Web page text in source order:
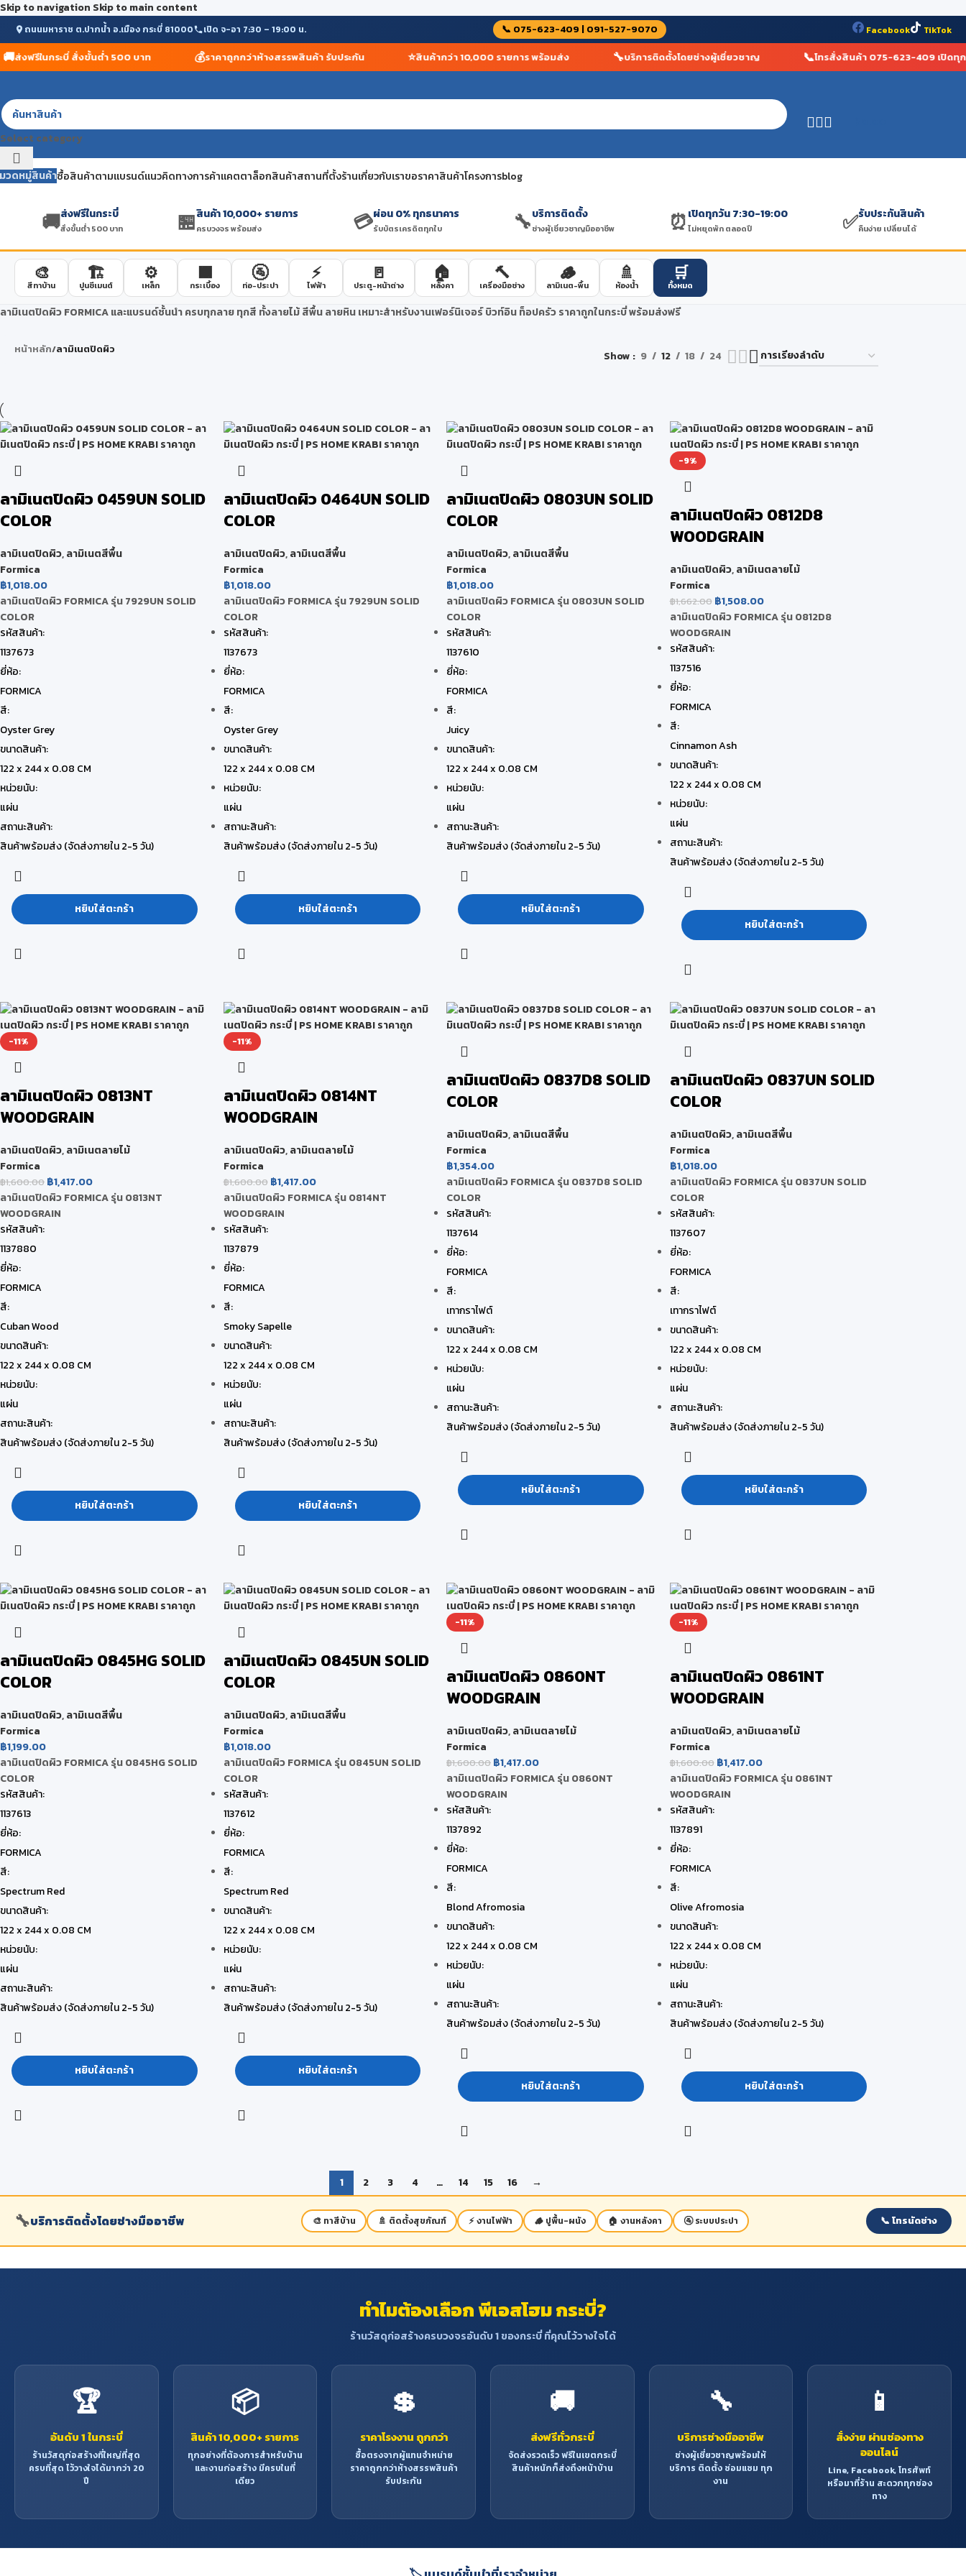
Skip to navigation Skip to main content
ถนนมหาราช ต.ปากน้ำ อ.เมือง กระบี่ 81000 เปิด จ-อา 7:30 – 19:00 น. 📞 075-623-409 | 091-527-9070 Facebook TikTok
งฟรีในกระบี่ สั่งขั้นต่ำ 500 บาท ราคาถูกกว่าห้างสรรพสินค้า รับประกัน สินค้ากว่า 10,000 รายการ พร้อมส่ง บริการติดตั้งโดยช่างผู้เชี่ยวชาญ โทรสั่งสินค้า 075-623-409 เปิดทุกวัน
Select category
วดหมู่สินค้าซื้อสินค้าตามแบรนด์แนวคิดทางการค้าแคตตาล็อกสินค้าสถานที่ตั้งร้านเกี่ยวกับเราขอราคาสินค้าโครงการblog
🚚ส่งฟรีในกระบี่
สั่งขั้นต่ำ 500 บาท 🏪สินค้า 10,000+ รายการ
ครบวงจร พร้อมส่ง 💳ผ่อน 0% ทุกธนาคาร
รับบัตรเครดิตทุกใบ 🔧บริการติดตั้ง
ช่างผู้เชี่ยวชาญมืออาชีพ ⏰เปิดทุกวัน 7:30-19:00
ไม่หยุดพัก ตลอดปี ✅รับประกันสินค้า
คืนง่าย เปลี่ยนได้
🎨
สีทาบ้าน
🏗️
ปูนซีเมนต์
⚙️
เหล็ก
🟫
กระเบื้อง
🚰
ท่อ-ประปา
⚡
ไฟฟ้า
🚪
ประตู-หน้าต่าง
🏠
หลังคา
🔨
เครื่องมือช่าง
🪵
ลามิเนต-พื้น
🚿
ห้องน้ำ
🛒
ทั้งหมด
ลามิเนตปิดผิว FORMICA และแบรนด์ชั้นนำ ครบทุกลาย ทุกสี ทั้งลายไม้ สีพื้น ลายหิน เหมาะสำหรับงานเฟอร์นิเจอร์ บิวท์อิน ท็อปครัว ราคาถูกในกระบี่ พร้อมส่งฟรี
หน้าหลัก/ลามิเนตปิดผิว Show 9 12 18 24
ลามิเนตปิดผิว 0459UN SOLID
COLOR
ลามิเนตปิดผิว,ลามิเนตสีพื้น
Formica
฿1,018.00
ลามิเนตปิดผิว FORMICA รุ่น 7929UN SOLID
COLOR
รหัสสินค้า:
1137673
ยี่ห้อ:
FORMICA
สี:
Oyster Grey
ขนาดสินค้า:
122 x 244 x 0.08 CM
หน่วยนับ:
แผ่น
สถานะสินค้า:
สินค้าพร้อมส่ง (จัดส่งภายใน 2-5 วัน)
หยิบใส่ตะกร้า
ลามิเนตปิดผิว 0464UN SOLID
COLOR
ลามิเนตปิดผิว, ลามิเนตสีพื้น
Formica
฿1,018.00
ลามิเนตปิดผิว FORMICA รุ่น 7929UN SOLID
COLOR
รหัสสินค้า:
1137673
ยี่ห้อ:
FORMICA
สี:
Oyster Grey
ขนาดสินค้า:
122 x 244 x 0.08 CM
หน่วยนับ:
แผ่น
สถานะสินค้า:
สินค้าพร้อมส่ง (จัดส่งภายใน 2-5 วัน)
หยิบใส่ตะกร้า
ลามิเนตปิดผิว 0803UN SOLID
COLOR
ลามิเนตปิดผิว,ลามิเนตสีพื้น
Formica
฿1,018.00
ลามิเนตปิดผิว FORMICA รุ่น 0803UN SOLID
COLOR
รหัสสินค้า:
1137610
ยี่ห้อ:
FORMICA
สี:
Juicy
ขนาดสินค้า:
122 x 244 x 0.08 CM
หน่วยนับ:
แผ่น
สถานะสินค้า:
สินค้าพร้อมส่ง (จัดส่งภายใน 2-5 วัน)
หยิบใส่ตะกร้า
-9%
ลามิเนตปิดผิว 0812D8
WOODGRAIN
ลามิเนตปิดผิว, ลามิเนตลายไม้
Formica
฿1,662.00 ฿1,508.00
ลามิเนตปิดผิว FORMICA รุ่น 0812D8
WOODGRAIN
รหัสสินค้า:
1137516
ยี่ห้อ:
FORMICA
สี:
Cinnamon Ash
ขนาดสินค้า:
122 x 244 x 0.08 CM
หน่วยนับ:
แผ่น
สถานะสินค้า:
สินค้าพร้อมส่ง (จัดส่งภายใน 2-5 วัน)
หยิบใส่ตะกร้า
-11%
ลามิเนตปิดผิว 0813NT
WOODGRAIN
ลามิเนตปิดผิว,ลามิเนตลายไม้
Formica
฿1,600.00 ฿1,417.00
ลามิเนตปิดผิว FORMICA รุ่น 0813NT
WOODGRAIN
รหัสสินค้า:
1137880
ยี่ห้อ:
FORMICA
สี:
Cuban Wood
ขนาดสินค้า:
122 x 244 x 0.08 CM
หน่วยนับ:
แผ่น
สถานะสินค้า:
สินค้าพร้อมส่ง (จัดส่งภายใน 2-5 วัน)
หยิบใส่ตะกร้า
-11%
ลามิเนตปิดผิว 0814NT
WOODGRAIN
ลามิเนตปิดผิว, ลามิเนตลายไม้
Formica
฿1,600.00 ฿1,417.00
ลามิเนตปิดผิว FORMICA รุ่น 0814NT
WOODGRAIN
รหัสสินค้า:
1137879
ยี่ห้อ:
FORMICA
สี:
Smoky Sapelle
ขนาดสินค้า:
122 x 244 x 0.08 CM
หน่วยนับ:
แผ่น
สถานะสินค้า:
สินค้าพร้อมส่ง (จัดส่งภายใน 2-5 วัน)
หยิบใส่ตะกร้า
ลามิเนตปิดผิว 0837D8 SOLID
COLOR
ลามิเนตปิดผิว,ลามิเนตสีพื้น
Formica
฿1,354.00
ลามิเนตปิดผิว FORMICA รุ่น 0837D8 SOLID
COLOR
รหัสสินค้า:
1137614
ยี่ห้อ:
FORMICA
สี:
เทากราไฟต์
ขนาดสินค้า:
122 x 244 x 0.08 CM
หน่วยนับ:
แผ่น
สถานะสินค้า:
สินค้าพร้อมส่ง (จัดส่งภายใน 2-5 วัน)
หยิบใส่ตะกร้า
ลามิเนตปิดผิว 0837UN SOLID
COLOR
ลามิเนตปิดผิว, ลามิเนตสีพื้น
Formica
฿1,018.00
ลามิเนตปิดผิว FORMICA รุ่น 0837UN SOLID
COLOR
รหัสสินค้า:
1137607
ยี่ห้อ:
FORMICA
สี:
เทากราไฟต์
ขนาดสินค้า:
122 x 244 x 0.08 CM
หน่วยนับ:
แผ่น
สถานะสินค้า:
สินค้าพร้อมส่ง (จัดส่งภายใน 2-5 วัน)
หยิบใส่ตะกร้า
ลามิเนตปิดผิว 0845HG SOLID
COLOR
ลามิเนตปิดผิว,ลามิเนตสีพื้น
Formica
฿1,199.00
ลามิเนตปิดผิว FORMICA รุ่น 0845HG SOLID
COLOR
รหัสสินค้า:
1137613
ยี่ห้อ:
FORMICA
สี:
Spectrum Red
ขนาดสินค้า:
122 x 244 x 0.08 CM
หน่วยนับ:
แผ่น
สถานะสินค้า:
สินค้าพร้อมส่ง (จัดส่งภายใน 2-5 วัน)
หยิบใส่ตะกร้า
ลามิเนตปิดผิว 0845UN SOLID
COLOR
ลามิเนตปิดผิว, ลามิเนตสีพื้น
Formica
฿1,018.00
ลามิเนตปิดผิว FORMICA รุ่น 0845UN SOLID
COLOR
รหัสสินค้า:
1137612
ยี่ห้อ:
FORMICA
สี:
Spectrum Red
ขนาดสินค้า:
122 x 244 x 0.08 CM
หน่วยนับ:
แผ่น
สถานะสินค้า:
สินค้าพร้อมส่ง (จัดส่งภายใน 2-5 วัน)
หยิบใส่ตะกร้า
-11%
ลามิเนตปิดผิว 0860NT
WOODGRAIN
ลามิเนตปิดผิว,ลามิเนตลายไม้
Formica
฿1,600.00 ฿1,417.00
ลามิเนตปิดผิว FORMICA รุ่น 0860NT
WOODGRAIN
รหัสสินค้า:
1137892
ยี่ห้อ:
FORMICA
สี:
Blond Afromosia
ขนาดสินค้า:
122 x 244 x 0.08 CM
หน่วยนับ:
แผ่น
สถานะสินค้า:
สินค้าพร้อมส่ง (จัดส่งภายใน 2-5 วัน)
หยิบใส่ตะกร้า
-11%
ลามิเนตปิดผิว 0861NT
WOODGRAIN
ลามิเนตปิดผิว, ลามิเนตลายไม้
Formica
฿1,600.00 ฿1,417.00
ลามิเนตปิดผิว FORMICA รุ่น 0861NT
WOODGRAIN
รหัสสินค้า:
1137891
ยี่ห้อ:
FORMICA
สี:
Olive Afromosia
ขนาดสินค้า:
122 x 244 x 0.08 CM
หน่วยนับ:
แผ่น
สถานะสินค้า:
สินค้าพร้อมส่ง (จัดส่งภายใน 2-5 วัน)
หยิบใส่ตะกร้า
1 2 3 4 … 14 15 16 →
🔧บริการติดตั้งโดยช่างมืออาชีพ 🎨 ทาสีบ้าน 🚿 ติดตั้งสุขภัณฑ์ ⚡ งานไฟฟ้า 🪵 ปูพื้น-ผนัง 🏠 งานหลังคา 🚰 ระบบประปา 📞 โทรนัดช่าง
ทำไมต้องเลือก พีเอสโฮม กระบี่?
ร้านวัสดุก่อสร้างครบวงจรอันดับ 1 ของกระบี่ ที่คุณไว้วางใจได้
🏆
อันดับ 1 ในกระบี่
ร้านวัสดุก่อสร้างที่ใหญ่ที่สุด
ครบที่สุด ไว้วางใจได้มากว่า 20
ปี
📦
สินค้า 10,000+ รายการ
ทุกอย่างที่ต้องการสำหรับบ้าน
และงานก่อสร้าง มีครบในที่
เดียว
💲
ราคาโรงงาน ถูกกว่า
ซื้อตรงจากผู้แทนจำหน่าย
ราคาถูกกว่าห้างสรรพสินค้า
รับประกัน
🚚
ส่งฟรีทั่วกระบี่
จัดส่งรวดเร็ว ฟรีในเขตกระบี่
สินค้าหนักก็ส่งถึงหน้าบ้าน
🔧
บริการช่างมืออาชีพ
ช่างผู้เชี่ยวชาญพร้อมให้
บริการ ติดตั้ง ซ่อมแซม ทุก
งาน
📱
สั่งง่าย ผ่านช่องทาง
ออนไลน์
Line, Facebook, โทรศัพท์
หรือมาที่ร้าน สะดวกทุกช่อง
ทาง